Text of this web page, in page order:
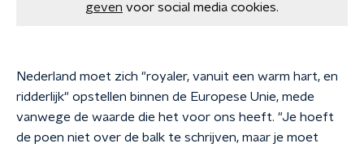
geven voor social media cookies.
Nederland moet zich "royaler, vanuit een warm hart, en
ridderlijk" opstellen binnen de Europese Unie, mede
vanwege de waarde die het voor ons heeft. "Je hoeft
de poen niet over de balk te schrijven, maar je moet